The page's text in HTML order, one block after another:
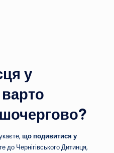
у
що подивитися у
до Чернігівського Дитинця,